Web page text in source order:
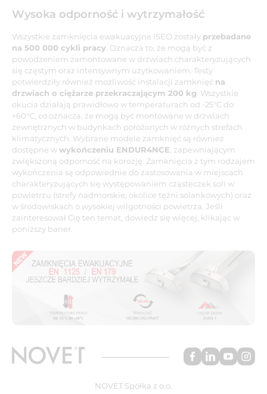
Wysoka odporność i wytrzymałość
Wszystkie zamknięcia ewakuacyjne ISEO zostały przebadane
na 500 000 cykli pracy . Oznacza to, że mogą być z
powodzeniem zamontowane w drzwiach charakteryzujących
się częstym oraz intensywnym użytkowaniem. Testy
potwierdziły również możliwość instalacji zamknięć na
drzwiach o ciężarze przekraczającym 200 kg . Wszystkie
okucia działają prawidłowo w temperaturach od -25°C do
+60°C, co oznacza, że mogą być montowane w drzwiach
zewnętrznych w budynkach położonych w różnych strefach
klimatycznych. Wybrane modele zamknięć są również
dostępne wwykończeniu ENDUR4NCE , zapewniającym
zwiększoną odporność na korozję. Zamknięcia z tym rodzajem
wykończenia są odpowiednie do zastosowania w miejscach
charakteryzujących się występowaniem cząsteczek soli w
powietrzu (strefy nadmorskie, okolice tężni solankowych) oraz
w środowiskach o wysokiej wilgotności powietrza. Jeśli
zainteresował Cię ten temat, dowiedz się więcej, klikając w
poniższy baner.
NOVET Spółka z o.o.